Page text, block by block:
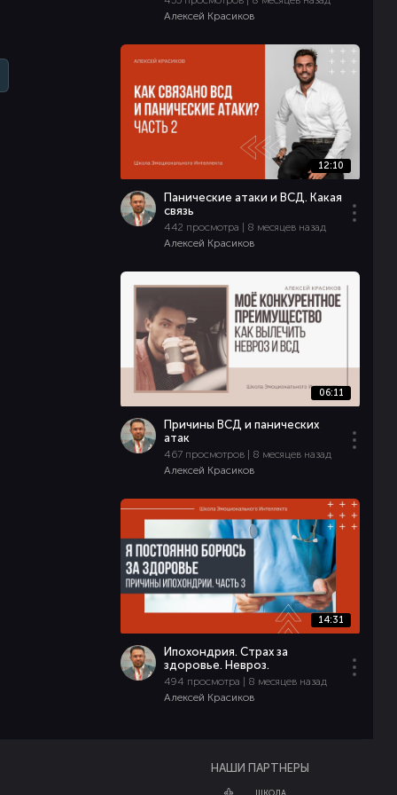
Алексей Красиков
12:10
Панические атаки и ВСД. Какая
связь
442 просмотра | 8 месяцев назад
Алексей Красиков
06:11
Причины ВСД и панических
атак
467 просмотров | 8 месяцев назад
Алексей Красиков
14:31
Ипохондрия. Страх за
здоровье. Невроз.
494 просмотра | 8 месяцев назад
Алексей Красиков
НАШИ ПАРТНЕРЫ
ШКОЛА